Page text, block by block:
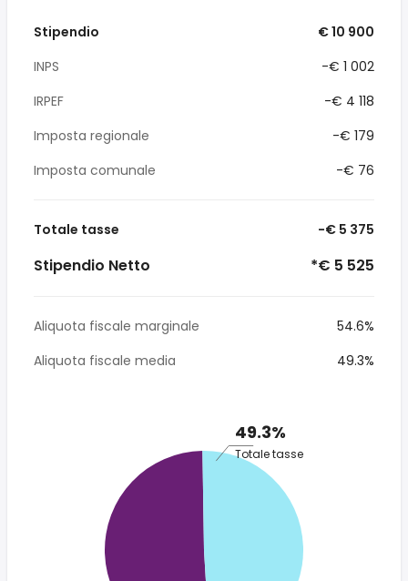
Stipendio
€ 10 900
INPS
-€ 1 002
IRPEF
-€ 4 118
Imposta regionale
-€ 179
Imposta comunale
-€ 76
Totale tasse -€ 5 375
Stipendio Netto *€ 5 525
Aliquota fiscale marginale
54.6%
Aliquota fiscale media
49.3%
49.3%
Totale tasse